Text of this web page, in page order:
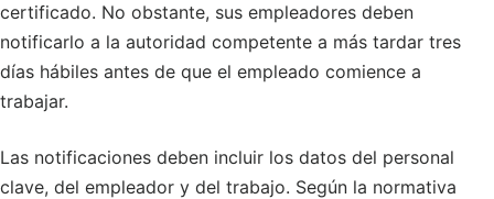
certificado. No obstante, sus empleadores deben
notificarlo a la autoridad competente a más tardar tres
días hábiles antes de que el empleado comience a
trabajar.
Las notificaciones deben incluir los datos del personal
clave, del empleador y del trabajo. Según la normativa